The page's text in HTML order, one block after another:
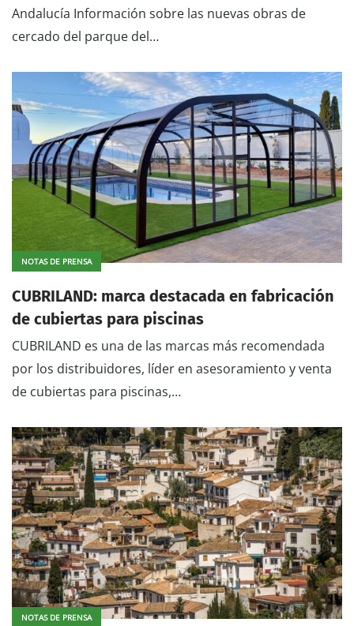
Andalucía Información sobre las nuevas obras de
cercado del parque del…
NOTAS DE PRENSA
CUBRILAND: marca destacada en fabricación
de cubiertas para piscinas
CUBRILAND es una de las marcas más recomendada
por los distribuidores, líder en asesoramiento y venta
de cubiertas para piscinas,…
NOTAS DE PRENSA